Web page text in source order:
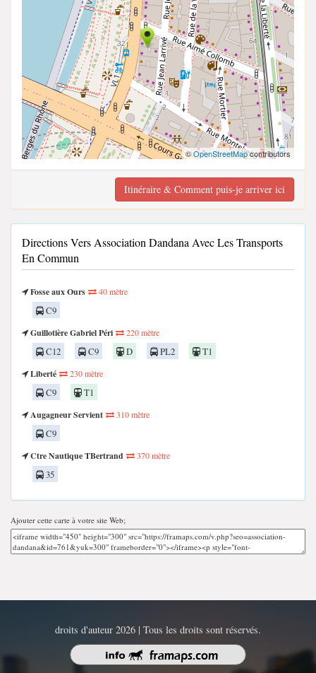
©OpenStreetMapcontributors
Itinéraire & Comment puis-je arriver ici
Directions Vers Association Dandana Avec Les Transports
En Commun
Fosse aux Ours 40 mètre
C9
Guillotière Gabriel Péri
220 mètre
C12 C9 D PL2
T1
Liberté
230 mètre
C9
T1
Augagneur Servient
310 mètre
C9
Ctre Nautique TBertrand
370 mètre
35
Ajouter cette carte à votre site Web;
droits d'auteur 2026 | Tous les droits sont réservés.